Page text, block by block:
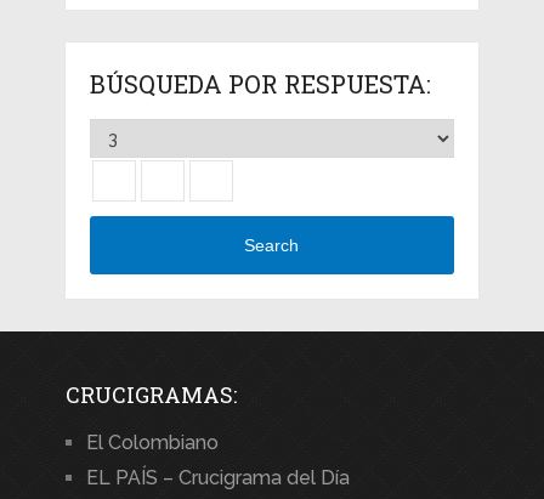
BÚSQUEDA POR RESPUESTA:
Search
CRUCIGRAMAS:
El Colombiano
EL PAÍS – Crucigrama del Día